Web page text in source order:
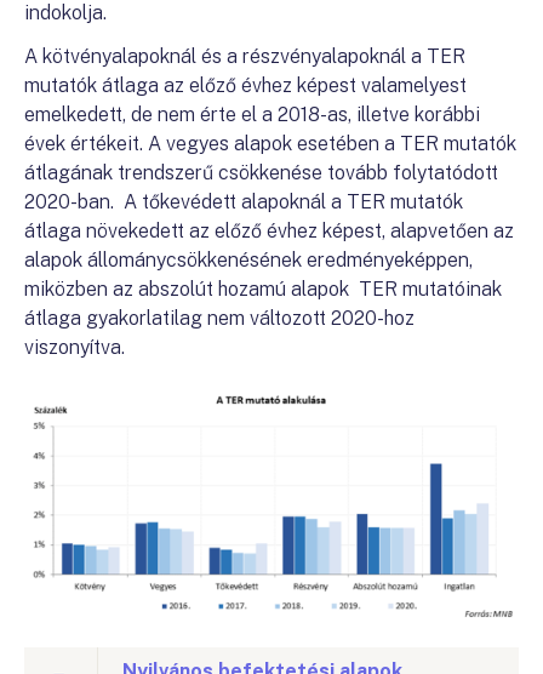
indokolja.
A kötvényalapoknál és a részvényalapoknál a TER
mutatók átlaga az előző évhez képest valamelyest
emelkedett, de nem érte el a 2018-as, illetve korábbi
évek értékeit. A vegyes alapok esetében a TER mutatók
átlagának trendszerű csökkenése tovább folytatódott
2020-ban. A tőkevédett alapoknál a TER mutatók
átlaga növekedett az előző évhez képest, alapvetően az
alapok állománycsökkenésének eredményeképpen,
miközben az abszolút hozamú alapok TER mutatóinak
átlaga gyakorlatilag nem változott 2020-hoz
viszonyítva.